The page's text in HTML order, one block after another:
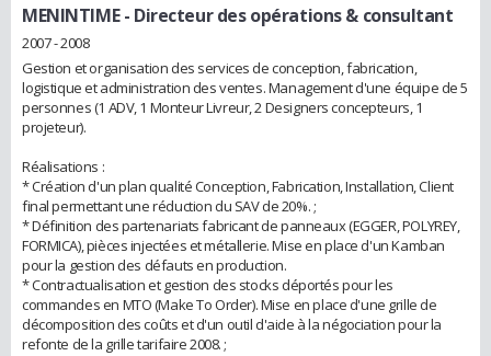
MENINTIME- Directeur des opérations & consultant
2007 - 2008
Gestion et organisation des services de conception, fabrication,
logistique et administration des ventes. Management d'une équipe de 5
personnes (1 ADV, 1 Monteur Livreur, 2 Designers concepteurs, 1
projeteur).
Réalisations :
* Création d'un plan qualité Conception, Fabrication, Installation, Client
final permettant une réduction du SAV de 20%. ;
* Définition des partenariats fabricant de panneaux (EGGER, POLYREY,
FORMICA), pièces injectées et métallerie. Mise en place d'un Kamban
pour la gestion des défauts en production.
* Contractualisation et gestion des stocks déportés pour les
commandes en MTO (Make To Order). Mise en place d'une grille de
décomposition des coûts et d'un outil d'aide à la négociation pour la
refonte de la grille tarifaire 2008. ;